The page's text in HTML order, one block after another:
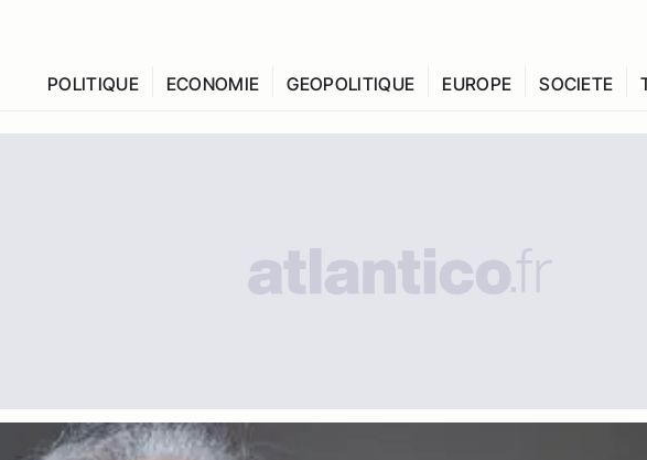
POLITIQUE ECONOMIE GEOPOLITIQUE EUROPE SOCIETE